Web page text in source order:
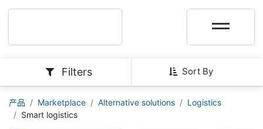
Sort By
Filters
产品 Marketplace Alternative solutions
Logistics
Smart logistics